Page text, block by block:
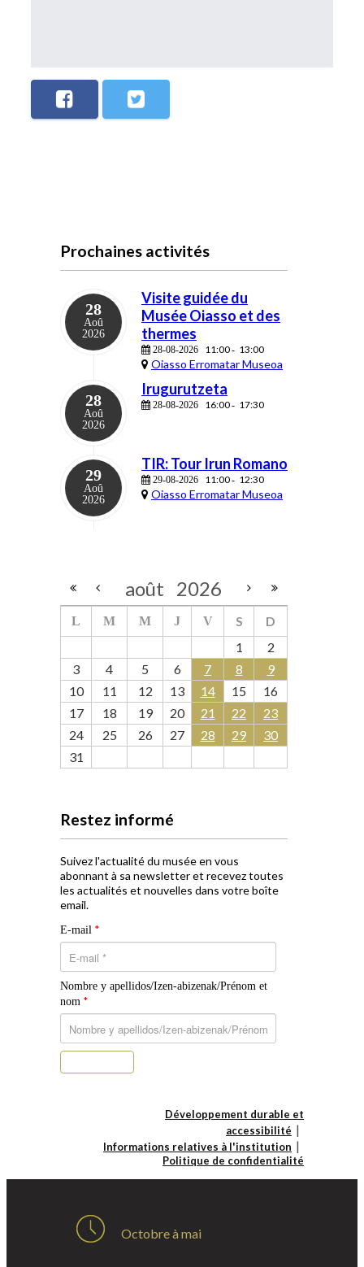
Prochaines activités
28
Aoû
2026
Visite guidée du
Musée Oiasso et des
thermes
28-08-2026 11:00- 13:00
Oiasso Erromatar Museoa
28
Aoû
2026
Irugurutzeta
28-08-2026 16:00- 17:30
29
Aoû
2026
TIR: Tour Irun Romano
29-08-2026 11:00- 12:30
Oiasso Erromatar Museoa
août 2026
L M M J V S
D
1
2
3
4 5 6 7 8
9
10
11 12 13 14 15
16
17
18 19 20 21 22
23
24
25 26 27 28 29
30
31
Restez informé
Suivez l'actualité du musée en vous
abonnant à sa newsletter et recevez toutes
les actualités et nouvelles dans votre boîte
email.
E-mail *
Nombre y apellidos/Izen-abizenak/Prénom et
nom *
Développement durable et
accessibilité
Informations relatives à l'institution
Politique de confidentialité
Octobre à mai